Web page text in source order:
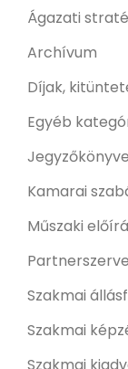
Ágazati
Archívum
Díjak,
Egyéb
Kamarai
Műszaki
Szakmai
Szakmai